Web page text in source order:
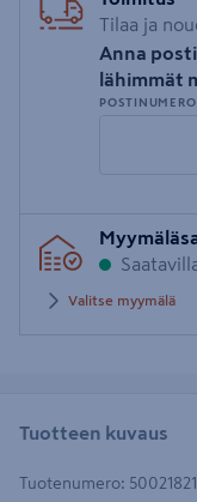
Tilaa ja
Anna
lähimmät
POSTINUMERO
Valitse myymälä
Tuotteen kuvaus
Tuotenumero: